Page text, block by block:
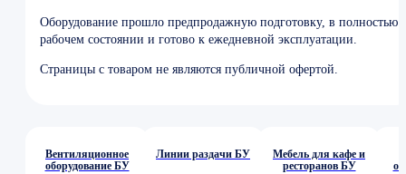
Оборудование прошло предпродажную подготовку, в полностью
рабочем состоянии и готово к ежедневной эксплуатации.
Страницы с товаром не являются публичной офертой.
Вентиляционное
оборудование БУ
Линии раздачи БУ
Мебель для кафе и
ресторанов БУ